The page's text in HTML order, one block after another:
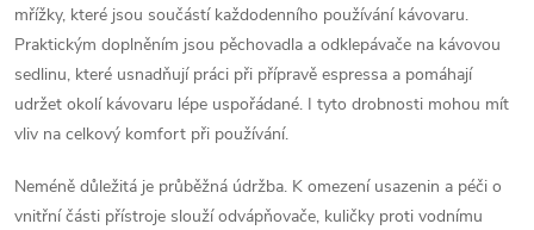
p
i
s
u
mřížky, které jsou součástí každodenního používání kávovaru.
Praktickým doplněním jsou pěchovadla a odklepávače na kávovou
sedlinu, které usnadňují práci při přípravě espressa a pomáhají
udržet okolí kávovaru lépe uspořádané. I tyto drobnosti mohou mít
vliv na celkový komfort při používání.
Neméně důležitá je průběžná údržba. K omezení usazenin a péči o
vnitřní části přístroje slouží odvápňovače, kuličky proti vodnímu